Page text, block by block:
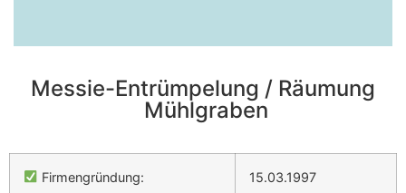
Messie-Entrümpelung / Räumung
Mühlgraben
Firmengründung: 15.03.1997